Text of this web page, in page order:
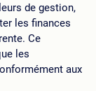
de gestion,
les finances
Ce
les
aux